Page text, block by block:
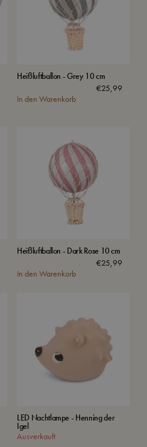
Heißluftballon - Grey 10 cm
€25,99
In den Warenkorb
Heißluftballon - Dark Rose 10 cm
€25,99
In den Warenkorb
LED Nachtlampe - Henning der
Igel
Ausverkauft